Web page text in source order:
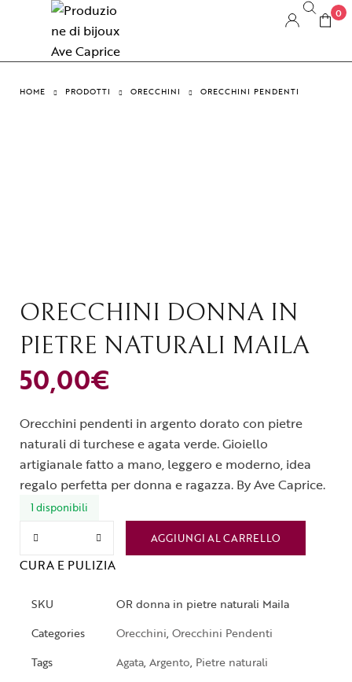
0
HOME PRODOTTI ORECCHINI ORECCHINI PENDENTI
ORECCHINI DONNA IN
PIETRE NATURALI MAILA
50,00€
Orecchini pendenti in argento dorato con pietre
naturali di turchese e agata verde. Gioiello
artigianale fatto a mano, leggero e moderno, idea
regalo perfetta per donna e ragazza. By Ave Caprice.
1 disponibili
AGGIUNGI AL CARRELLO
CURA E PULIZIA
SKU
OR donna in pietre naturali Maila
Categories
Orecchini, Orecchini Pendenti
Tags
Agata, Argento, Pietre naturali